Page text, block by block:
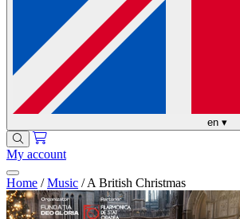
en ▾
My account
Home / Music / A British Christmas